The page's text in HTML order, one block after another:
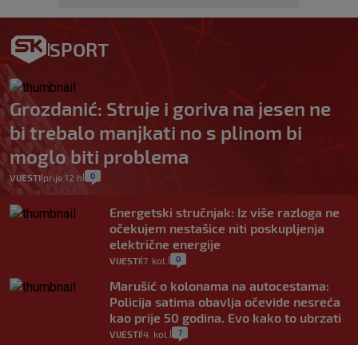
SPORT
Grozdanić: Struje i goriva na jesen ne
bi trebalo manjkati no s plinom bi
moglo biti problema
VIJESTI prije 12 h 0
Energetski stručnjak: Iz više razloga ne
očekujem nestašice niti poskupljenja
električne energije
VIJESTI 7. kol. 0
Marušić o kolonama na autocestama:
Policija satima obavlja očevide nesreća
kao prije 50 godina. Evo kako to ubrzati
VIJESTI 4. kol. 7